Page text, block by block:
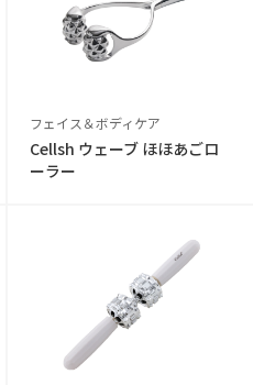
フェイス＆ボディケア
Cellsh ウェーブ ほほあごロ
ーラー